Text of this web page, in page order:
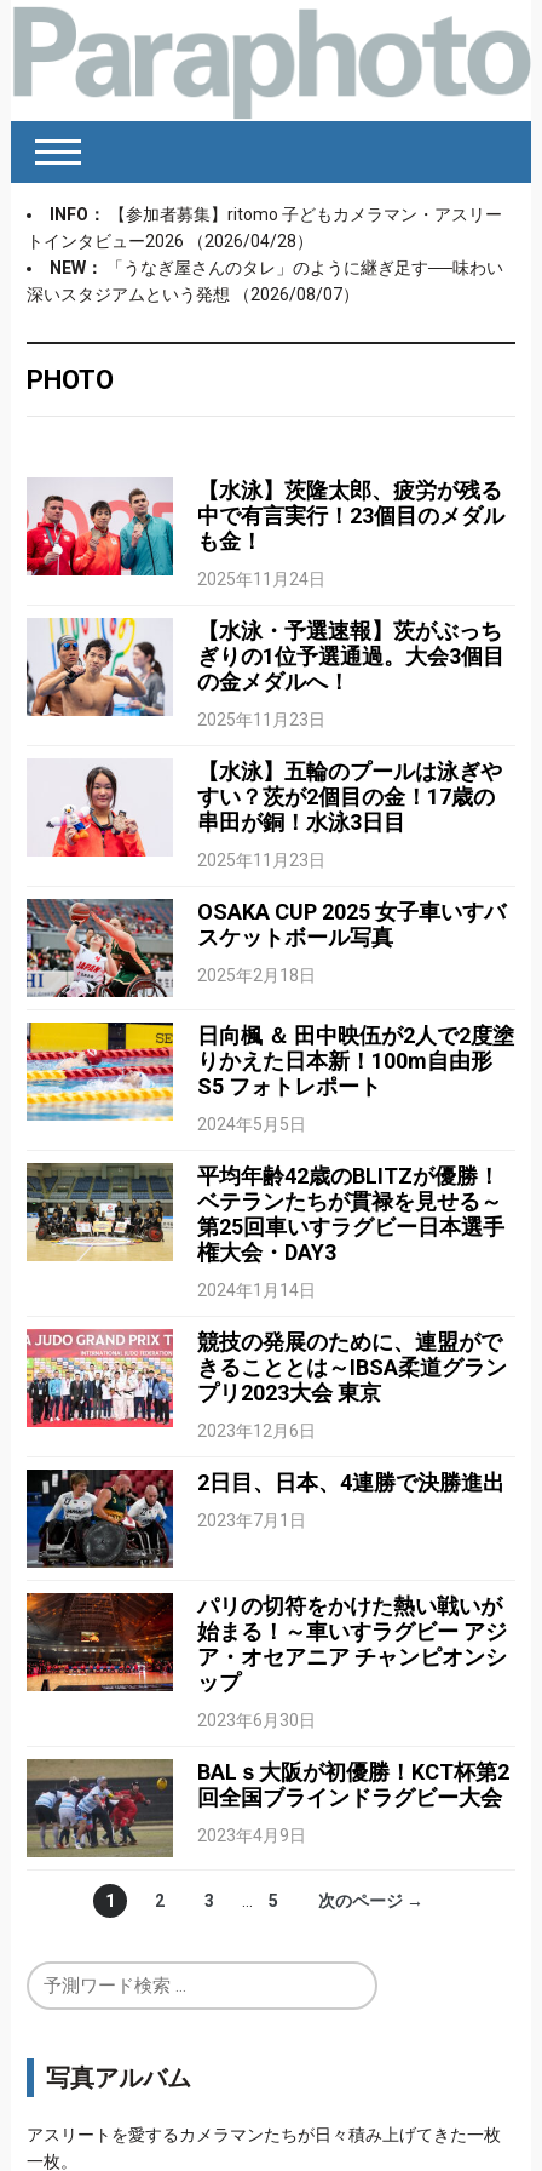
INFO：
【参加者募集】ritomo 子どもカメラマン・アスリー
トインタビュー2026
（2026/04/28）
NEW：
「うなぎ屋さんのタレ」のように継ぎ足す──味わい
深いスタジアムという発想
（2026/08/07）
PHOTO
【水泳】茨隆太郎、疲労が残る
中で有言実行！23個目のメダル
も金！
2025年11月24日
【水泳・予選速報】茨がぶっち
ぎりの1位予選通過。大会3個目
の金メダルへ！
2025年11月23日
【水泳】五輪のプールは泳ぎや
すい？茨が2個目の金！17歳の
串田が銅！水泳3日目
2025年11月23日
OSAKA CUP 2025 女子車いすバ
スケットボール写真
2025年2月18日
日向楓 ＆ 田中映伍が2人で2度塗
りかえた日本新！100m自由形
S5 フォトレポート
2024年5月5日
平均年齢42歳のBLITZが優勝！
ベテランたちが貫禄を見せる～
第25回車いすラグビー日本選手
権大会・DAY3
2024年1月14日
競技の発展のために、連盟がで
きることとは～IBSA柔道グラン
プリ2023大会 東京
2023年12月6日
2日目、日本、4連勝で決勝進出
2023年7月1日
パリの切符をかけた熱い戦いが
始まる！～車いすラグビー アジ
ア・オセアニア チャンピオンシ
ップ
2023年6月30日
BALｓ大阪が初優勝！KCT杯第2
回全国ブラインドラグビー大会
2023年4月9日
1 2 3 5 次のページ →
写真アルバム
アスリートを愛するカメラマンたちが日々積み上げてきた一枚
一枚。